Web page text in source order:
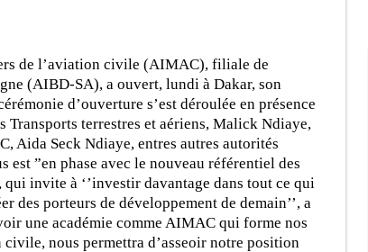
de l’aviation civile (AIMAC), filiale de
(AIBD-SA), a ouvert, lundi à Dakar, son
d’ouverture s’est déroulée en présence
Transports terrestres et aériens, Malick Ndiaye,
Aida Seck Ndiaye, entres autres autorités
est ”en phase avec le nouveau référentiel des
invite à ‘’investir davantage dans tout ce qui
des porteurs de développement de demain’’, a
une académie comme AIMAC qui forme nos
nous permettra d’asseoir notre position